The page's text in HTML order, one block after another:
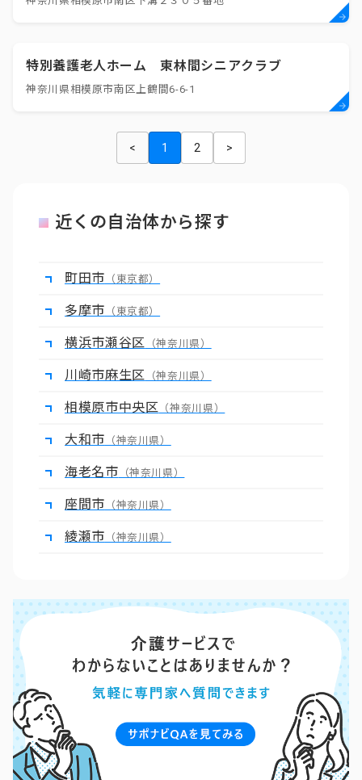
特別養護老人ホーム 東林間シニアクラブ
神奈川県相模原市南区上鶴間6-6-1
< 1 2 >
近くの自治体から探す
町田市 （東京都）
多摩市 （東京都）
横浜市瀬谷区 （神奈川県）
川崎市麻生区 （神奈川県）
相模原市中央区 （神奈川県）
大和市 （神奈川県）
海老名市 （神奈川県）
座間市 （神奈川県）
綾瀬市 （神奈川県）